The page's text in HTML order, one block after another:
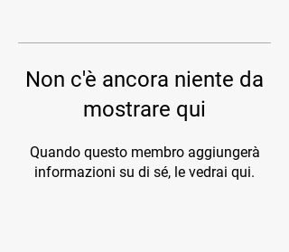
Non c'è ancora niente da
mostrare qui
Quando questo membro aggiungerà
informazioni su di sé, le vedrai qui.